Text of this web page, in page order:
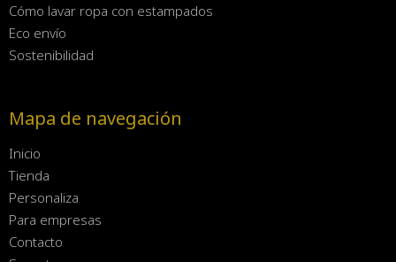
Cómo lavar ropa con estampados
Eco envío
Sostenibilidad
Mapa de navegación
Inicio
Tienda
Personaliza
Para empresas
Contacto